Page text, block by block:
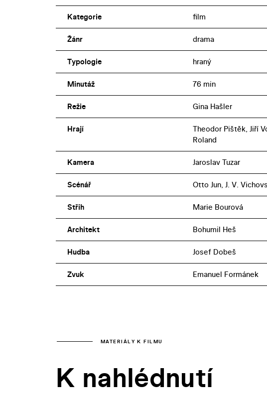
Kategorie film
Žánr drama
Typologie hraný
Minutáž 76 min
Režie Gina Hašler
Hrají
Theodor Pištěk, Jiří
Roland
Kamera Jaroslav Tuzar
Scénář Otto Jun, J. V.
Střih Marie Bourová
Architekt Bohumil Heš
Hudba Josef Dobeš
Zvuk Emanuel Formánek
MATERIÁLY K FILMU
K nahlédnutí